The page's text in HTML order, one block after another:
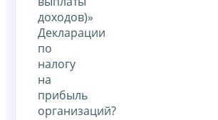
доходов)»
Декларации
по
налогу
на
прибыль
организаций?